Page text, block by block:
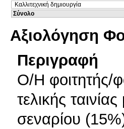
Καλλιτεχνική δημιουργία
Σύνολο
Αξιολόγηση
Περιγραφή
Ο/Η φοιτητής/
τελικής
σεναρίου